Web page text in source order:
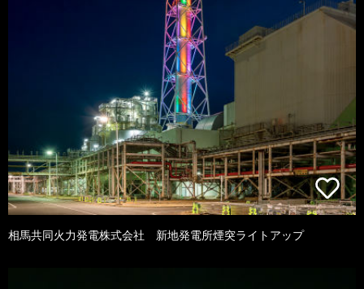
相馬共同火力発電株式会社 新地発電所煙突ライトアップ